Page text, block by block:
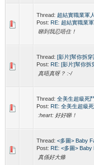
Thread: 超結實職業軍
Post: RE: 超結實職業
睇到我忍唔住！
Thread: [影片]幫你拆
Post: RE: [影片]幫你拆
真唔真呀？ :-/
Thread: 全美生超級死
Post: RE: 全美生超級
:heart: 好好睇！
Thread: <多圖> Baby
Post: RE: <多圖>
真係好大條